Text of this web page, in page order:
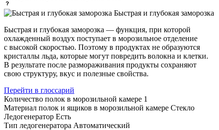
Быстрая и глубокая заморозка
Быстрая и глубокая заморозка — функция, при которой
охлажденный воздух поступает в морозильное отделение
с высокой скоростью. Поэтому в продуктах не образуются
кристаллы льда, которые могут повредить волокна и клетки.
В результате после размораживания продукты сохраняют
свою структуру, вкус и полезные свойства.
Перейти в глоссарий
Количество полок в морозильной камере 1
Материал полок и ящиков в морозильной камере Стекло
Ледогенератор Есть
Тип ледогенератора Автоматический